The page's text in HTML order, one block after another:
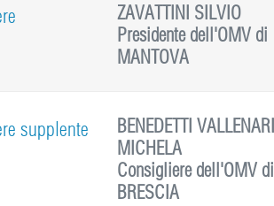
ZAVATTINI SILVIO
Presidente dell'OMV di
MANTOVA
supplente
BENEDETTI VALLENARI
MICHELA
Consigliere dell'OMV di
BRESCIA